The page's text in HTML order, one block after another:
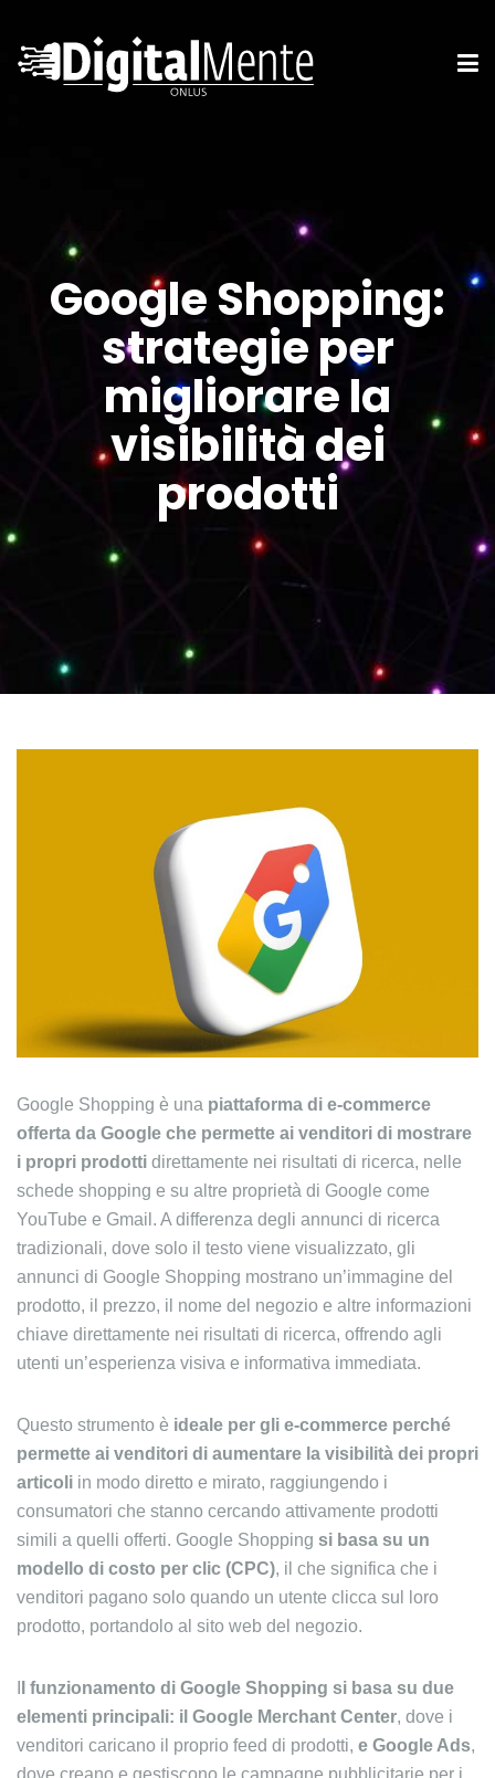
Google Shopping:
strategie per
migliorare la
visibilità dei
prodotti
Google Shopping è una piattaforma di e-commerce
offerta da Google che permette ai venditori di mostrare
i propri prodotti direttamente nei risultati di ricerca, nelle
schede shopping e su altre proprietà di Google come
YouTube e Gmail. A differenza degli annunci di ricerca
tradizionali, dove solo il testo viene visualizzato, gli
annunci di Google Shopping mostrano un’immagine del
prodotto, il prezzo, il nome del negozio e altre informazioni
chiave direttamente nei risultati di ricerca, offrendo agli
utenti un’esperienza visiva e informativa immediata.
Questo strumento è ideale per gli e-commerce perché
permette ai venditori di aumentare la visibilità dei propri
articoli in modo diretto e mirato, raggiungendo i
consumatori che stanno cercando attivamente prodotti
simili a quelli offerti. Google Shopping si basa su un
modello di costo per clic (CPC), il che significa che i
venditori pagano solo quando un utente clicca sul loro
prodotto, portandolo al sito web del negozio.
l funzionamento di Google Shopping si basa su due
elementi principali: il Google Merchant Center, dove i
venditori caricano il proprio feed di prodotti, e Google Ads,
dove creano e gestiscono le campagne pubblicitarie per i